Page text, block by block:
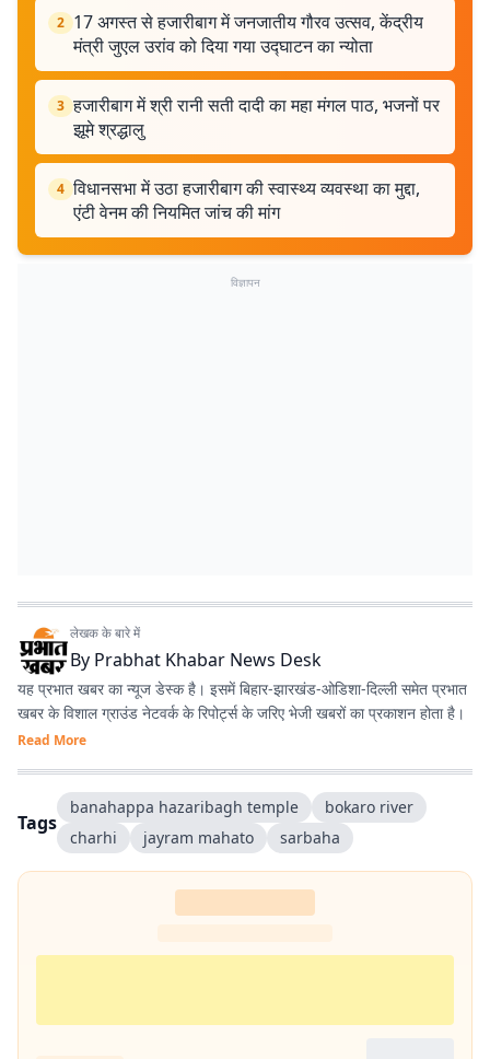
2 17 अगस्त से हजारीबाग में जनजातीय गौरव उत्सव, केंद्रीय
मंत्री जुएल उरांव को दिया गया उद्घाटन का न्योता
3 हजारीबाग में श्री रानी सती दादी का महा मंगल पाठ, भजनों पर
झूमे श्रद्धालु
4 विधानसभा में उठा हजारीबाग की स्वास्थ्य व्यवस्था का मुद्दा,
एंटी वेनम की नियमित जांच की मांग
विज्ञापन
लेखक के बारे में
By Prabhat Khabar News Desk
यह प्रभात खबर का न्यूज डेस्क है। इसमें बिहार-झारखंड-ओडिशा-दिल्‍ली समेत प्रभात
खबर के विशाल ग्राउंड नेटवर्क के रिपोर्ट्स के जरिए भेजी खबरों का प्रकाशन होता है।
Read More
Tags
banahappa hazaribagh temple
bokaro river
charhi
jayram mahato sarbaha